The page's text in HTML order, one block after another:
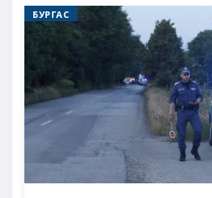
БУРГАС